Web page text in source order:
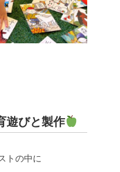
遊びと製作
トの中に